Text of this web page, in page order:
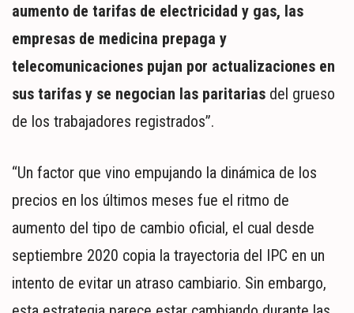
aumento de tarifas de electricidad y gas, las
empresas de medicina prepaga y
telecomunicaciones pujan por actualizaciones en
sus tarifas y se negocian las paritarias del grueso
de los trabajadores registrados”.
“Un factor que vino empujando la dinámica de los
precios en los últimos meses fue el ritmo de
aumento del tipo de cambio oficial, el cual desde
septiembre 2020 copia la trayectoria del IPC en un
intento de evitar un atraso cambiario. Sin embargo,